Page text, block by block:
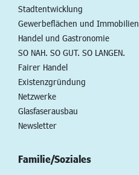
Stadtentwicklung
Gewerbeflächen und Immobilien
Handel und Gastronomie
SO NAH. SO GUT. SO LANGEN.
Fairer Handel
Existenzgründung
Netzwerke
Glasfaserausbau
Newsletter
Familie/Soziales